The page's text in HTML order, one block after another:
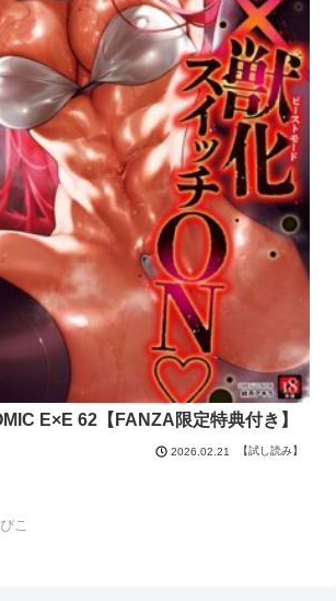
E×E 62【FANZA限定特典付き】
2026.02.21 【試し読み】
こ